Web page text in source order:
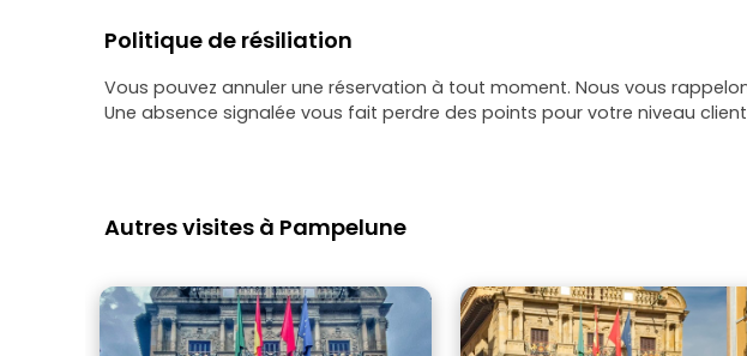
Politique de résiliation
Vous pouvez annuler une réservation à tout moment. Nous vous
Une absence signalée vous fait perdre des points pour votre niveau
Autres visites à Pampelune